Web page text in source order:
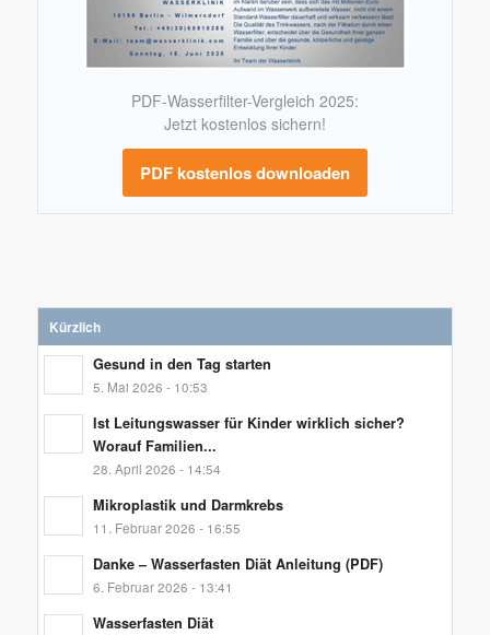
PDF-Wasserfilter-Vergleich 2025:
Jetzt kostenlos sichern!
PDF kostenlos downloaden
Kürzlich
Gesund in den Tag starten
5. Mai 2026 - 10:53
Ist Leitungswasser für Kinder wirklich sicher?
Worauf Familien...
28. April 2026 - 14:54
Mikroplastik und Darmkrebs
11. Februar 2026 - 16:55
Danke – Wasserfasten Diät Anleitung (PDF)
6. Februar 2026 - 13:41
Wasserfasten Diät